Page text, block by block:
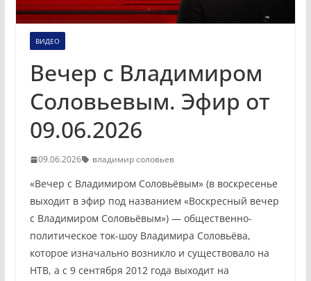
ВИДЕО
Вечер с Владимиром
Соловьевым. Эфир от
09.06.2026
09.06.2026 владимир соловьев
«Вечер с Владимиром Соловьёвым» (в воскресенье
выходит в эфир под названием «Воскресный вечер
с Владимиром Соловьёвым») — общественно-
политическое ток-шоу Владимира Соловьёва,
которое изначально возникло и существовало на
НТВ, а с 9 сентября 2012 года выходит на